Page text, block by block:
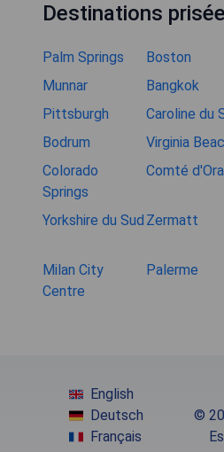
Destinations
Palm Springs Boston
Munnar
Bangkok
Pittsburgh
Caroline du
Bodrum
Virginia
Colorado
Springs
Comté
Yorkshire du Sud Zermatt
Milan City
Centre
Palerme
English
Deutsch
Français
©